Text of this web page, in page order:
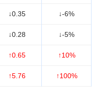
↓0.35 ↓-6%
↓0.28 ↓-5%
↑0.65 ↑10%
↑5.76 ↑100%